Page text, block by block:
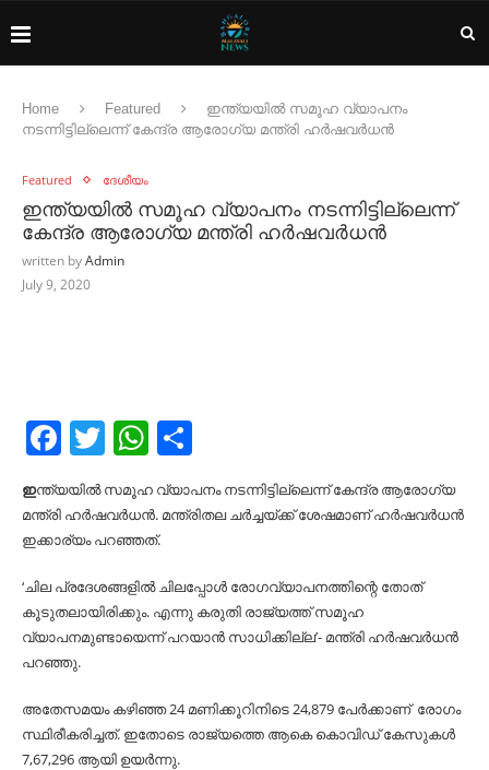
Home Featured
ഇന്ത്യയിൽ സമൂഹ വ്യാപനം
നടന്നിട്ടില്ലെന്ന് കേന്ദ്ര ആരോഗ്യ മന്ത്രി ഹർഷവർധൻ
Featured ദേശീയം
ഇന്ത്യയിൽ സമൂഹ വ്യാപനം നടന്നിട്ടില്ലെന്ന്
കേന്ദ്ര ആരോഗ്യ മന്ത്രി ഹർഷവർധൻ
written byAdmin
July 9, 2020
Facebook
TwitterWhatsApp
ഇന്ത്യയിൽ സമൂഹ വ്യാപനം നടന്നിട്ടില്ലെന്ന് കേന്ദ്ര ആരോഗ്യ
മന്ത്രി ഹർഷവർധൻ. മന്ത്രിതല ചർച്ചയ്ക്ക് ശേഷമാണ് ഹർഷവർധൻ
ഇക്കാര്യം പറഞ്ഞത്.
‘ചില പ്രദേശങ്ങളിൽ ചിലപ്പോൾ രോഗവ്യാപനത്തിന്റെ തോത്
കൂടുതലായിരിക്കും. എന്നു കരുതി രാജ്യത്ത് സമൂഹ
വ്യാപനമുണ്ടായെന്ന് പറയാൻ സാധിക്കില്ല’- മന്ത്രി ഹർഷവർധൻ
പറഞ്ഞു.
അതേസമയം കഴിഞ്ഞ 24 മണിക്കൂറിനിടെ 24,879 പേര്‍ക്കാണ് രോഗം
സ്ഥിരീകരിച്ചത്. ഇതോടെ രാജ്യത്തെ ആകെ കൊവിഡ് കേസുകൾ
7,67,296 ആയി ഉയർന്നു.